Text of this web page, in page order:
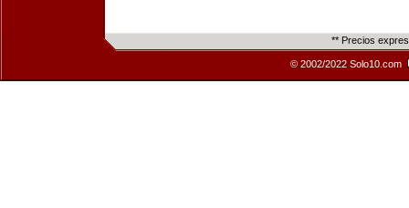
** Precios
© 2002/2022 Solo10.com